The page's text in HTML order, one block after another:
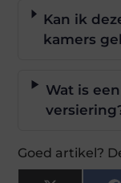
Kan ik
kamers
Wat is
Goed artikel?